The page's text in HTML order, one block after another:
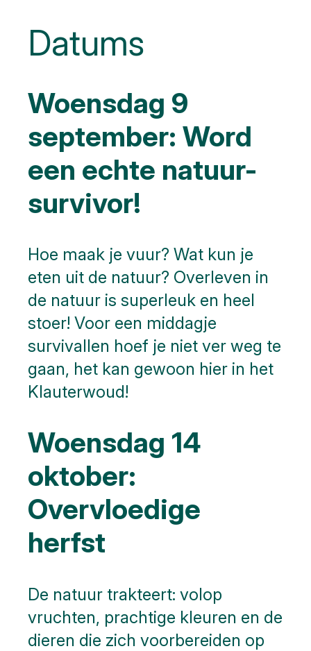
Datums
Woensdag 9
september: Word
een echte natuur-
survivor!
Hoe maak je vuur? Wat kun je
eten uit de natuur? Overleven in
de natuur is superleuk en heel
stoer! Voor een middagje
survivallen hoef je niet ver weg te
gaan, het kan gewoon hier in het
Klauterwoud!
Woensdag 14
oktober:
Overvloedige
herfst
De natuur trakteert: volop
vruchten, prachtige kleuren en de
dieren die zich voorbereiden op